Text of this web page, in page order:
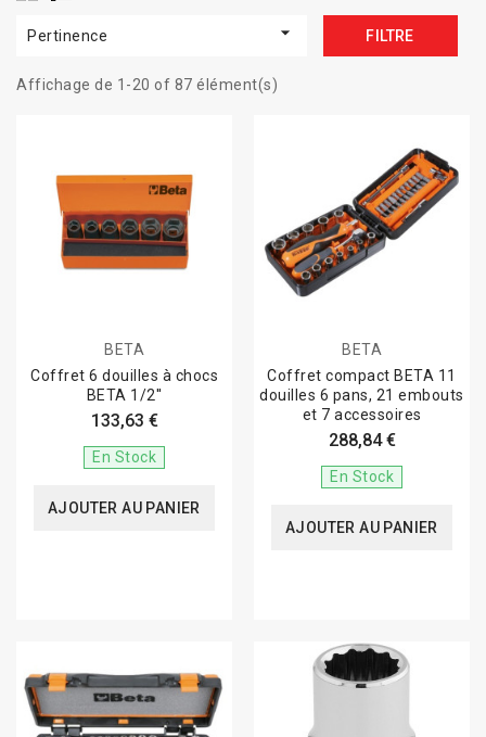
Pertinence  FILTRE
Affichage de 1-20 of 87 élément(s)
BETA
Coffret 6 douilles à chocs
BETA 1/2''
133,63 €
En Stock
AJOUTER AU PANIER
BETA
Coffret compact BETA 11
douilles 6 pans, 21 embouts
et 7 accessoires
288,84 €
En Stock
AJOUTER AU PANIER